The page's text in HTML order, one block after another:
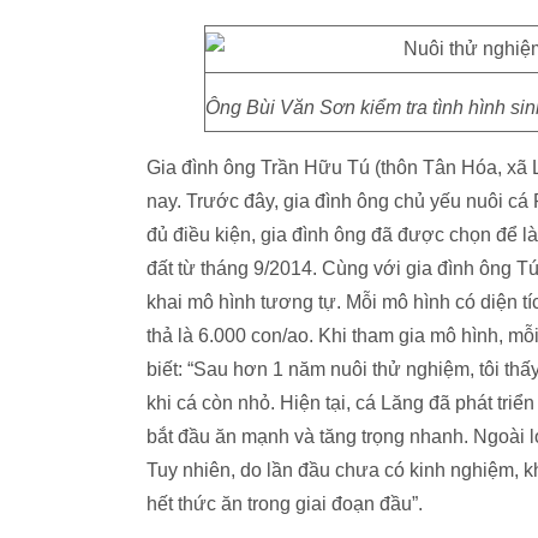
Ông Bùi Văn Sơn kiểm tra tình hình
Gia đình ông Trần Hữu Tú (thôn Tân Hóa,
nay. Trước đây, gia đình ông chủ yếu nuôi
đủ điều kiện, gia đình ông đã được chọn để
đất từ tháng 9/2014. Cùng với gia đình ông
khai mô hình tương tự. Mỗi mô hình có diện
thả là 6.000 con/ao. Khi tham gia mô hình,
biết: “Sau hơn 1 năm nuôi thử nghiệm, tôi
khi cá còn nhỏ. Hiện tại, cá Lăng đã phát
bắt đầu ăn mạnh và tăng trọng nhanh.
Tuy nhiên, do lần đầu chưa có kinh nghiệm,
hết thức ăn trong giai đoạn đầu”.